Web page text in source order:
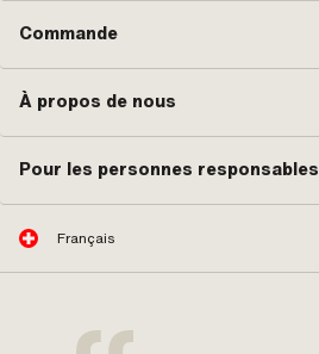
Commande
À propos de nous
Pour les personnes responsables
Français